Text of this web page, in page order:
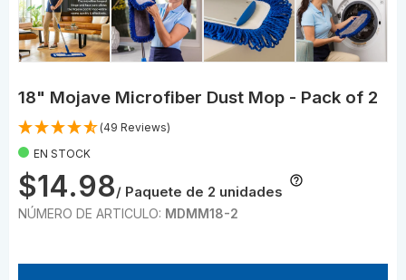
18" Mojave Microfiber Dust Mop - Pack of 2
(49 Reviews)
EN STOCK
$14.98/ Paquete de 2 unidades
NÚMERO DE ARTICULO: MDMM18-2